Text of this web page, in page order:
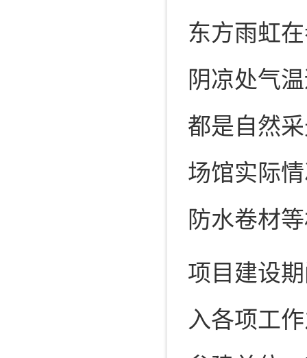
东方雨虹
阴凉处气
都是自然
场馆实际
防水卷材
项目建设
入各项工